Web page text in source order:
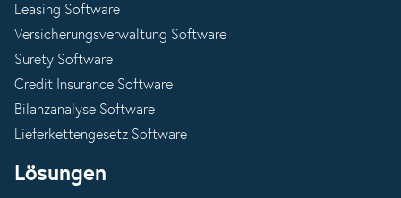
Leasing Software
Versicherungsverwaltung Software
Surety Software
Credit Insurance Software
Bilanzanalyse Software
Lieferkettengesetz Software
Lösungen